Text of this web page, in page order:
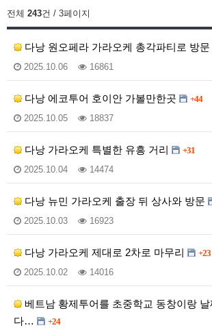
전체 243건 / 3페이지
다낭 원오페라 가라오케 총각파티로 방문
2025.10.06 16861
다낭 에코투어 호이안 가볼만한곳 +44
2025.10.05 18837
다낭 가라오케 특별한 유흥 거리 +31
2025.10.04 14474
다낭 뉴민 가라오케 출장 뒤 상사와 방문
2025.10.03 16923
다낭 가라오케 제대로 2차로 마무리 +23
2025.10.02 14016
베트남 황제투어를 초중학교 동창이랑
다…
+24